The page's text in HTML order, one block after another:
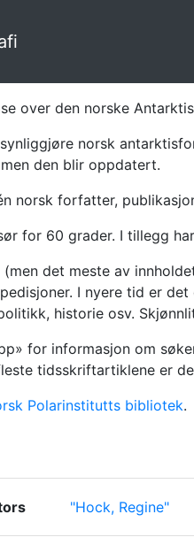
over den norske
norsk
den blir oppdatert.
norsk forfatter,
for 60 grader. I tillegg
det meste av
I nyere tid er
historie osv.
for informasjon om
tidsskriftartiklene er
Polarinstitutts bibliotek.
"Hock, Regine"